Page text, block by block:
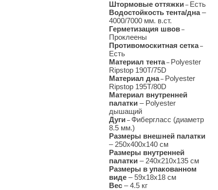
Штормовые оттяжки – Есть
Водостойкость тента/дна–
4000/7000 мм. в.ст.
Герметизация швов –
Проклеены
Противомоскитная сетка–
Есть
Материал тента– Polyester
Ripstop 190T/75D
Материал дна– Polyester
Ripstop 195T/80D
Материал внутренней
палатки – Polyester
дышащий
Дуги – Фибергласс (диаметр
8.5 мм.)
Размеры внешней палатки
–250х400х140 см
Размеры внутренней
палатки – 240х210х135 см
Размеры в упакованном
виде – 59х18х18 см
Вес – 4.5 кг